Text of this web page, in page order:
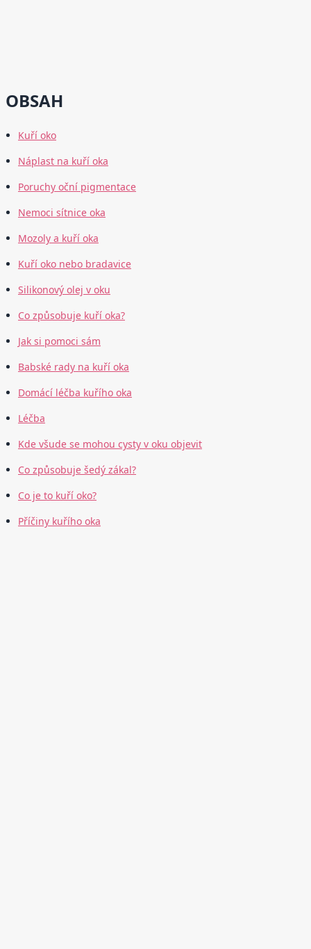
OBSAH
Kuří oko
Náplast na kuří oka
Poruchy oční pigmentace
Nemoci sítnice oka
Mozoly a kuří oka
Kuří oko nebo bradavice
Silikonový olej v oku
Co způsobuje kuří oka?
Jak si pomoci sám
Babské rady na kuří oka
Domácí léčba kuřího oka
Léčba
Kde všude se mohou cysty v oku objevit
Co způsobuje šedý zákal?
Co je to kuří oko?
Příčiny kuřího oka